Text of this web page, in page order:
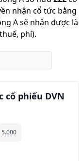
nhận cổ tức bằng
A sẽ nhận được là
phí).
phiếu DVN
5.000